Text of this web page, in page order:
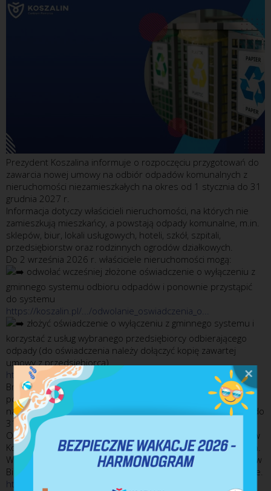
Prezydent Koszalina informuje o rozpoczęciu przygotowań do
zawarcia nowej umowy na odbiór odpadów komunalnych z
nieruchomości niezamieszkałych na okres od 1 stycznia do 31
grudnia 2027 r.
Informacja dotyczy właścicieli nieruchomości, na których nie
zamieszkują mieszkańcy, a powstają odpady komunalne, m.in.
sklepów, biur, lokali usługowych, hoteli, szkół, szpitali,
przedsiębiorstw oraz rodzinnych ogrodów działkowych.
Do 2 września 2026 r. właściciele nieruchomości mogą:
odwołać wcześniej złożone oświadczenie o wyłączeniu z
gminnego systemu odbioru odpadów i ponownie przystąpić
do systemu
https://koszalin.pl/.../odwolanie_oswiadczenia_o...
złożyć oświadczenie o wyłączeniu z gminnego systemu i
korzystać z usług wybranego przedsiębiorcy odbierającego
odpady (do oświadczenia należy dołączyć kopię zawartej
umowy z przedsiębiorcą)
http://www.koszalin.pl/.../oswiadczenie_o_wylaczeniu_sie...
Brak złożenia oświadczenia o wyłączeniu z systemu oznacza
pozostanie w gminnym systemie gospodarowania odpadami
na cały okres obowiązywania nowej umowy, tj. od 1 stycznia do
31 grudnia 2027 r.
Oświadczenia można składać osobiście w Urzędzie Miejskim w
Koszalinie, przesłać pocztą lub za pośrednictwem e-Doręczeń.
Wzory formularzy są dostępne na stronie internetowej oraz w
Biuletynie Informacji Publicznej Urzędu Miejskiego w Koszalinie.
http://www.koszalin.pl/.../informacja-o-zamiarze...